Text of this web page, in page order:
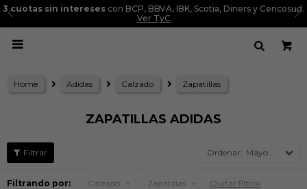
3 cuotas sin intereses con BCP, BBVA, IBK, Scotia, Diners y Cencosud.
Ver TyC

Home Adidas Calzado Zapatillas
ZAPATILLAS ADIDAS
Mayor precio
Filtrando por: Calzado Zapatillas Quitar filtros